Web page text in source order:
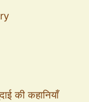
की कहानियाँ